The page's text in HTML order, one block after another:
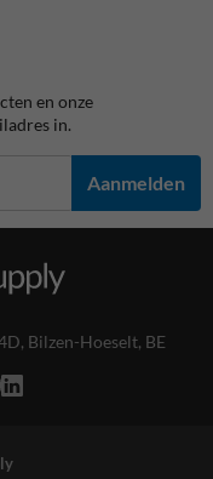
en onze
in.
Aanmelden
, Bilzen-Hoeselt, BE